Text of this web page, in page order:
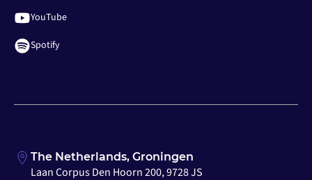
YouTube
Spotify
The Netherlands, Groningen
Laan Corpus Den Hoorn 200, 9728 JS